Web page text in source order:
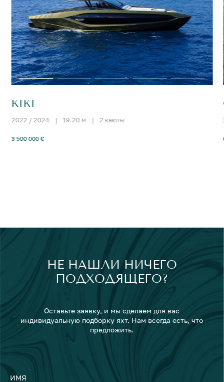
KIKI
2022 / 2024 | 19.20 м | 2 каюты
3 500 000 €
НЕ НАШЛИ НИЧЕГО
ПОДХОДЯЩЕГО?
Оставьте заявку, и мы сделаем для вас
индивидуальную подборку яхт. Нам всегда есть, что
предложить.
ИМЯ